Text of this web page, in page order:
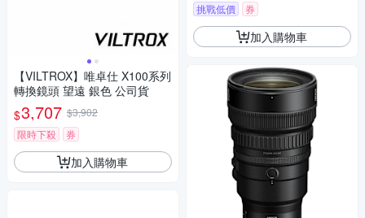
【VILTROX】唯卓仕 X100系列
轉換鏡頭 望遠 銀色 公司貨
$3,707 $3,902
限時下殺
券
加入購物車
挑戰低價
券
加入購物車